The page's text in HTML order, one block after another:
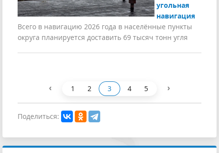
угольная
навигация
Всего в навигацию 2026 года в населённые пункты
округа планируется доставить 69 тысяч тонн угля
‹ 1 2 3 4 5 ›
Поделиться: